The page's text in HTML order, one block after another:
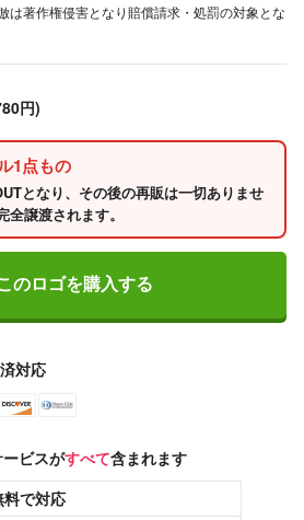
は著作権侵害となり賠償請求・処罰の対象とな
円)
1点もの
となり、その後の再販は一切ありませ
譲渡されます。
のロゴを購入する
対応
ビスがすべて含まれます
料で対応